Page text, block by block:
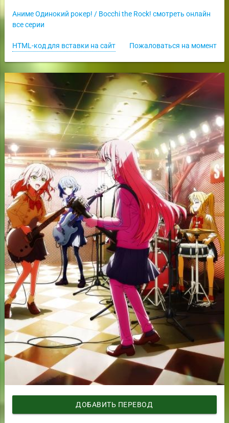
Аниме Одинокий рокер! / Bocchi the Rock! смотреть онлайн
все серии
Пожаловаться на момент
HTML-код для вставки на сайт
ДОБАВИТЬ ПЕРЕВОД